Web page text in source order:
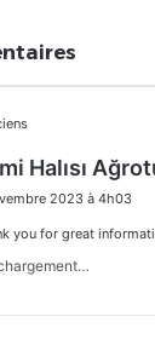
Halısı
2023 à 4h03
you for great